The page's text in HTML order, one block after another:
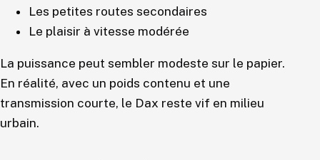
Les petites routes secondaires
Le plaisir à vitesse modérée
La puissance peut sembler modeste sur le papier.
En réalité, avec un poids contenu et une
transmission courte, le Dax reste vif en milieu
urbain.